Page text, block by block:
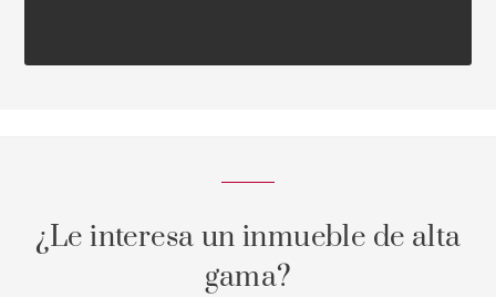
¿Le interesa un inmueble de alta
gama?